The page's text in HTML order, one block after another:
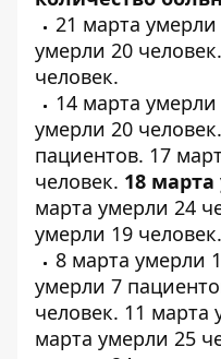
21 марта умерли
умерли 20 человек
человек.
14 марта умерли
умерли 20 человек
пациентов. 17
человек. 18
марта умерли 24
умерли 19 человек.
8 марта умерли
умерли 7
человек. 11 марта
марта умерли 25